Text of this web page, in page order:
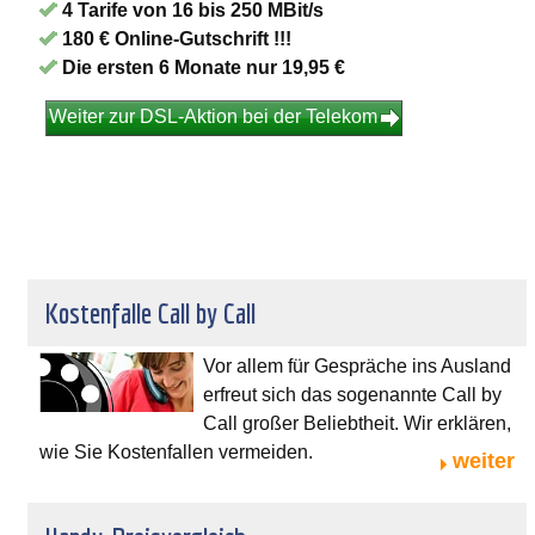
4 Tarife von 16 bis 250 MBit/s
180 € Online-Gutschrift !!!
Die ersten 6 Monate nur 19,95 €
Weiter zur DSL-Aktion bei der Telekom
Kostenfalle Call by Call
Vor allem für Gespräche ins Ausland
erfreut sich das sogenannte Call by
Call großer Beliebtheit. Wir erklären,
wie Sie Kostenfallen vermeiden.
weiter